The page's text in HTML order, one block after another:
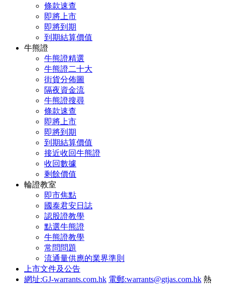
條款速查
即將上市
即將到期
到期結算價值
牛熊證
牛熊證精選
牛熊證二十大
街貨分佈圖
隔夜資金流
牛熊證搜尋
條款速查
即將上市
即將到期
到期結算價值
接近收回牛熊證
收回數據
剩餘價值
輪證教室
即市焦點
國泰君安日誌
認股證教學
點選牛熊證
牛熊證教學
常問問題
流通量供應的業界準則
上市文件及公告
網址:GJ-warrants.com.hk 電郵:warrants@gtjas.com.hk 熱